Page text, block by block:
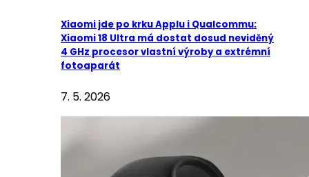
Xiaomi jde po krku Applu i Qualcommu:
Xiaomi 18 Ultra má dostat dosud neviděný
4 GHz procesor vlastní výroby a extrémní
fotoaparát
7. 5. 2026